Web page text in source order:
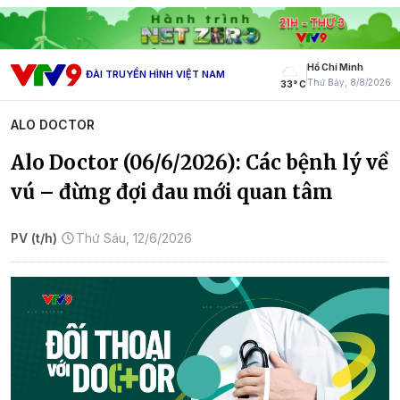
ĐÀI TRUYỀN HÌNH VIỆT NAM
33° C
Hồ Chí Minh
Thứ Bảy, 8/8/2026
ALO DOCTOR
Alo Doctor (06/6/2026): Các bệnh lý về
vú – đừng đợi đau mới quan tâm
PV (t/h) Thứ Sáu, 12/6/2026